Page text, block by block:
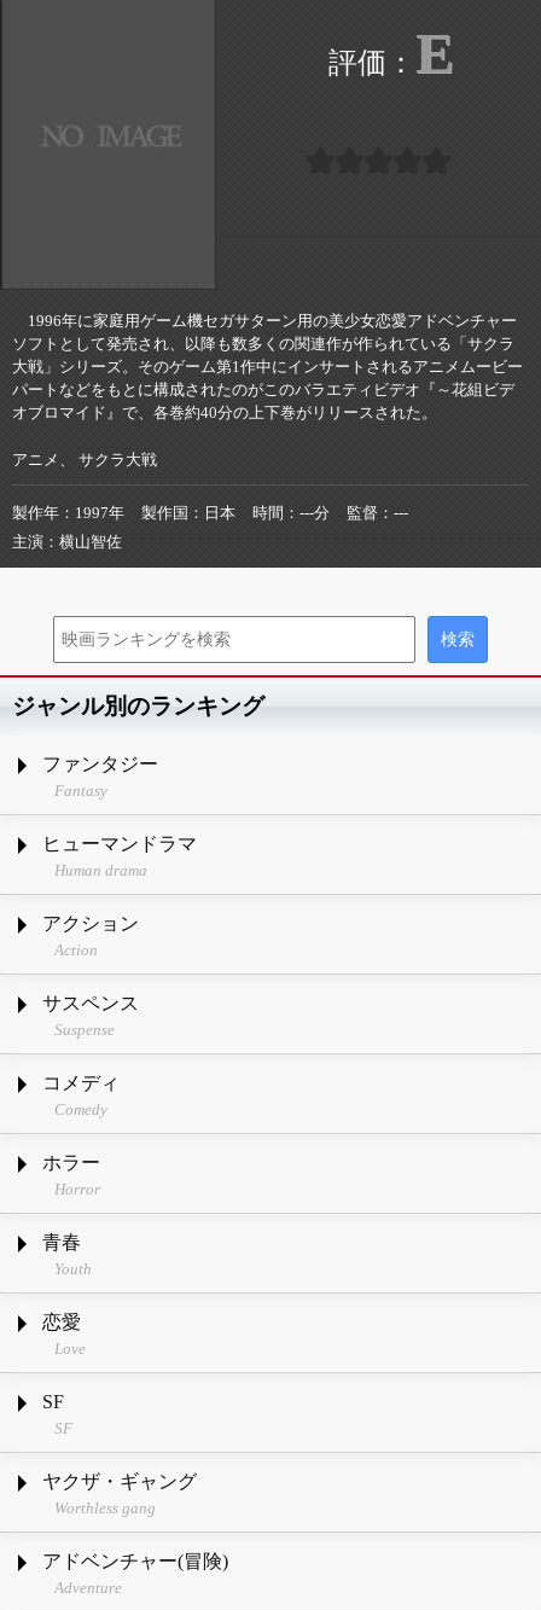
E
1996年に家庭用ゲーム機セガサターン用の美少女恋愛アドベンチャー
ソフトとして発売され、以降も数多くの関連作が作られている「サクラ
大戦」シリーズ。そのゲーム第1作中にインサートされるアニメムービー
パートなどをもとに構成されたのがこのバラエティビデオ『～花組ビデ
オブロマイド』で、各巻約40分の上下巻がリリースされた。
アニメ、 サクラ大戦
製作年 1997年 製作国 日本 時間 ---分 監督
---
主演
横山智佐
ジャンル別のランキング
ファンタジー
Fantasy
ヒューマンドラマ
Human drama
アクション
Action
サスペンス
Suspense
コメディ
Comedy
ホラー
Horror
青春
Youth
恋愛
Love
SF
SF
ヤクザ・ギャング
Worthless gang
アドベンチャー(冒険)
Adventure